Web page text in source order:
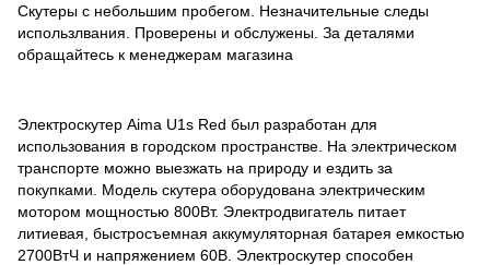
Скутеры с небольшим пробегом. Незначительные следы
использлвания. Проверены и обслужены. За деталями
обращайтесь к менеджерам магазина
Электроскутер Aima U1s Red был разработан для
использования в городском пространстве. На электрическом
транспорте можно выезжать на природу и ездить за
покупками. Модель скутера оборудована электрическим
мотором мощностью 800Вт. Электродвигатель питает
литиевая, быстросъемная аккумуляторная батарея емкостью
2700ВтЧ и напряжением 60В. Электроскутер способен